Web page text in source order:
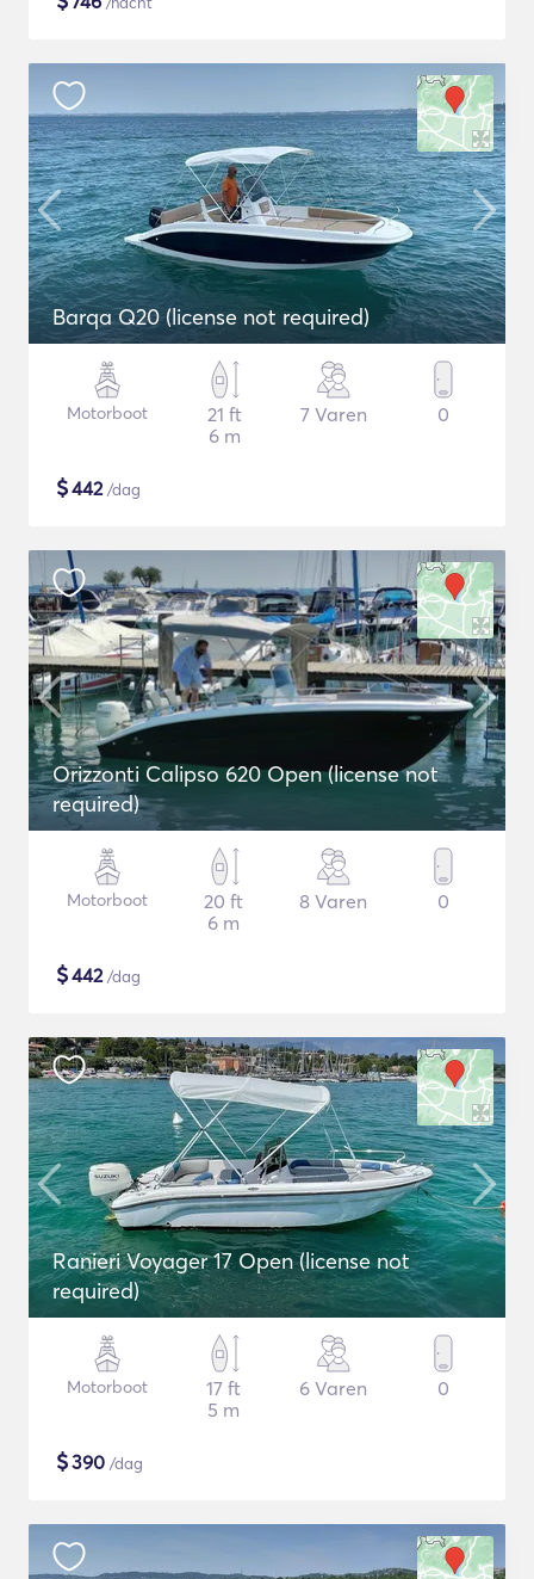
Barqa Q20 (license not required)
Motorboot
21 ft
6 m
7 Varen 0
$442/dag
Orizzonti Calipso 620 Open (license not
required)
Motorboot
20 ft
6 m
8 Varen 0
$442/dag
Ranieri Voyager 17 Open (license not
required)
Motorboot
17 ft
5 m
6 Varen 0
$390 /dag